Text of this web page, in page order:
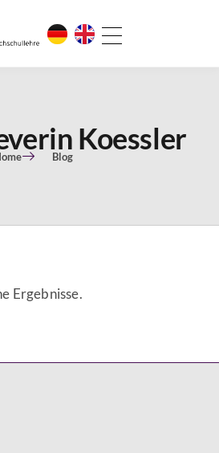
Koessler
Blog
Ergebnisse.